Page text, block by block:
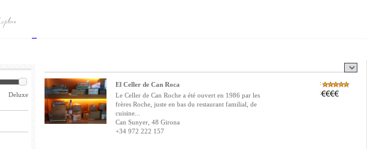
Deluxe
El Celler de Can Roca
Le Celler de Can Roche a été ouvert en 1986 par les
frères Roche, juste en bas du restaurant familial, de
cuisine...
Can Sunyer, 48 Girona
+34 972 222 157
:
: